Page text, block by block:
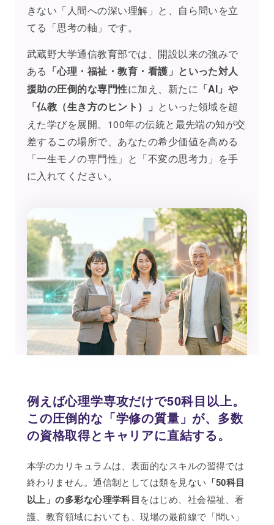
きない「人間への深い理解」と、自ら問いを立
てる「思考の軸」です。
武蔵野大学通信教育部では、開設以来の強みで
ある 「心理・福祉・教育・看護」といった対人
援助の圧倒的な専門性に加え、新たに 「AI」や
「仏教（生き方のヒント）」 といった領域を超
えた学びを展開。100年の伝統と最先端の知が交
差するこの場所で、あなたの希少価値を高める
「一生モノの専門性」と「不変の思考力」を手
に入れてください。
例えば心理学専攻だけで50科目以上。
この圧倒的な「学修の質量」が、多数
の資格取得とキャリアに直結する。
本学のカリキュラムは、表面的なスキルの習得では
終わりません。通信制としては類を見ない 「50科目
以上」の多彩な心理学科目をはじめ、社会福祉、看
護、教育領域においても、現場の最前線で「問い」